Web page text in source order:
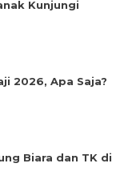
Kunjungi
2026, Apa Saja?
Biara dan TK di